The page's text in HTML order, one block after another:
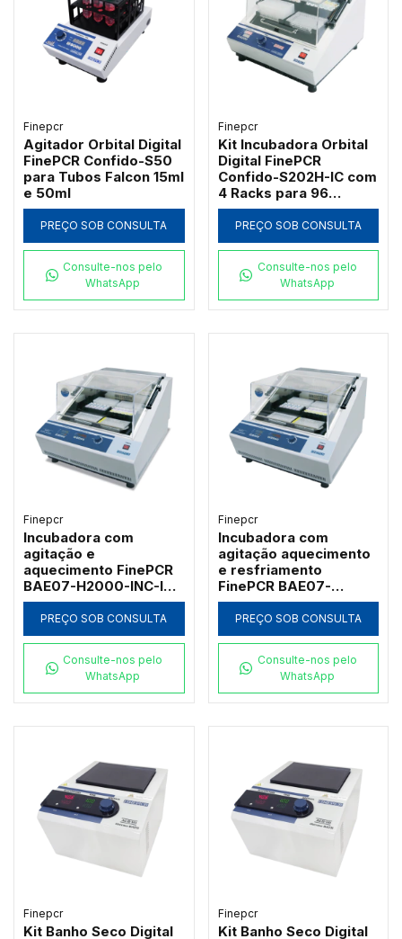
Finepcr
Agitador Orbital Digital
FinePCR Confido-S50
para Tubos Falcon 15ml
e 50ml
PREÇO SOB CONSULTA
Consulte-nos pelo
WhatsApp
Finepcr
Kit Incubadora Orbital
Digital FinePCR
Confido-S202H-IC com
4 Racks para 96
Microtubos 1,5ml
PREÇO SOB CONSULTA
Consulte-nos pelo
WhatsApp
Finepcr
Incubadora com
agitação e
aquecimento FinePCR
BAE07-H2000-INC-IC
para 6 microplacas e
144 microtubos
PREÇO SOB CONSULTA
Consulte-nos pelo
WhatsApp
Finepcr
Incubadora com
agitação aquecimento
e resfriamento
FinePCR BAE07-
C2000-INC-IC 15°C a
65°C
PREÇO SOB CONSULTA
Consulte-nos pelo
WhatsApp
Finepcr
Kit Banho Seco Digital
Finepcr
Kit Banho Seco Digital